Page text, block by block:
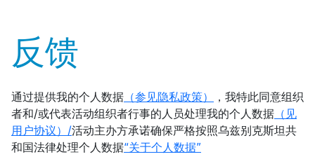
反馈
通过提供我的个人数据 （参见隐私政策）
，我特此同意组织
者和/或代表活动组织者行事的人员处理我的个人数据 （见
用户协议）/活动主办方承诺确保严格按照乌兹别克斯坦共
和国法律处理个人数据“关于个人数据”